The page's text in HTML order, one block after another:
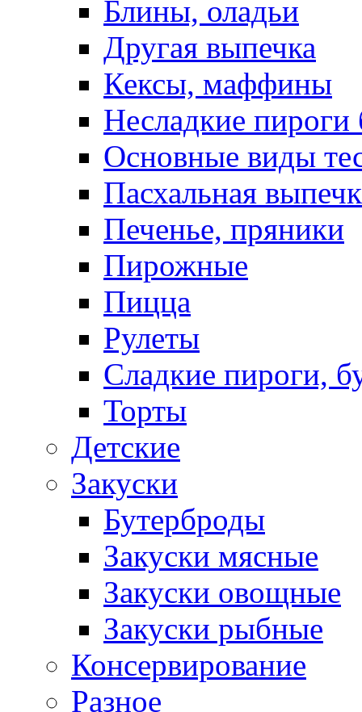
Блины, оладьи
Другая выпечка
Кексы, маффины
Несладкие пироги
Основные виды
Пасхальная
Печенье, пряники
Пирожные
Пицца
Рулеты
Сладкие пироги,
Торты
Детские
Закуски
Бутерброды
Закуски мясные
Закуски овощные
Закуски рыбные
Консервирование
Разное